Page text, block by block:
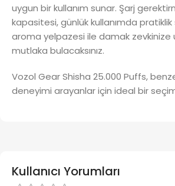
uygun bir kullanım sunar. Şarj
kapasitesi, günlük kullanımda
aroma yelpazesi ile damak zevkinize
mutlaka bulacaksınız.
Vozol Gear Shisha 25.000 Puffs,
deneyimi arayanlar için ideal bir
Kullanıcı Yorumları